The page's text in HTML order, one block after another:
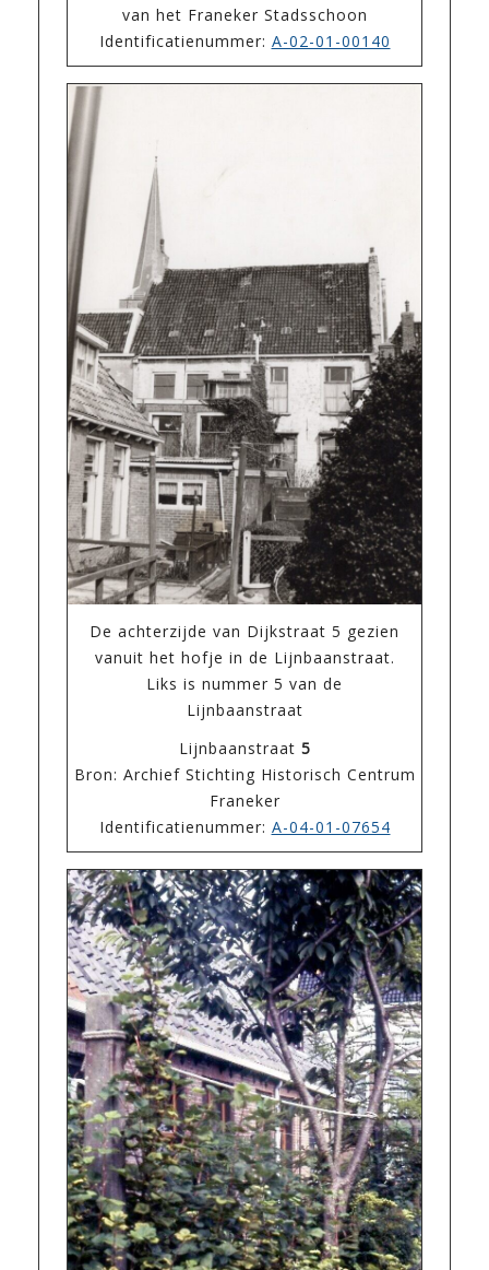
van het Franeker Stadsschoon
Identificatienummer: A-02-01-00140
De achterzijde van Dijkstraat 5 gezien
vanuit het hofje in de Lijnbaanstraat.
Liks is nummer 5 van de
Lijnbaanstraat
Lijnbaanstraat 5
Bron: Archief Stichting Historisch Centrum
Franeker
Identificatienummer: A-04-01-07654